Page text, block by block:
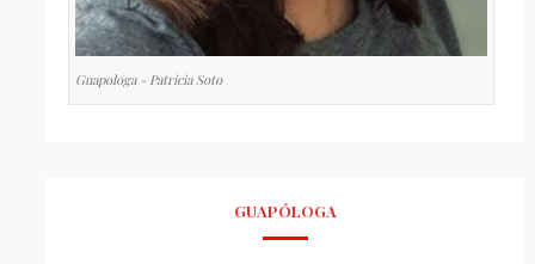
Guapologa - Patricia Soto
GUAPÓLOGA